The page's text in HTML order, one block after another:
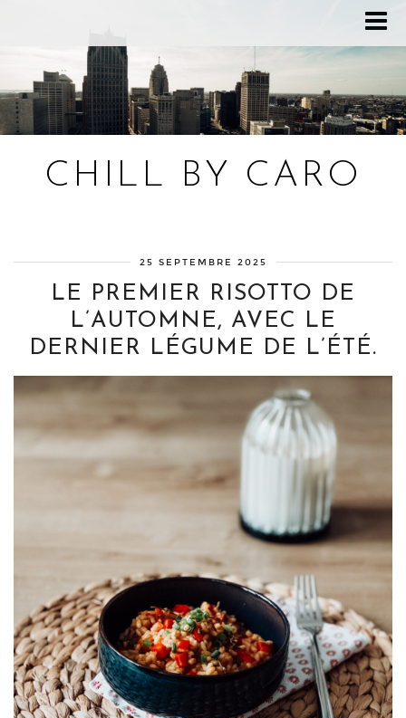
CHILL BY CARO
25 SEPTEMBRE 2025
LE PREMIER RISOTTO DE
L’AUTOMNE, AVEC LE
DERNIER LÉGUME DE L’ÉTÉ.